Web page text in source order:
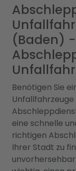
(Baden)
Benötigen Sie
eine schnelle
richtigen
Ihrer Stadt zu